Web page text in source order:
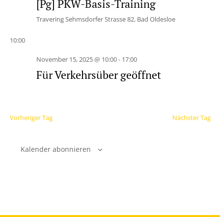
[Pg] PKW-Basis-Training
TraveringSehmsdorfer Strasse 82, Bad Oldesloe
10:00
November 15, 2025 @ 10:00- 17:00
Für Verkehrsüber geöffnet
Vorheriger Tag Nächster Tag
Kalender abonnieren